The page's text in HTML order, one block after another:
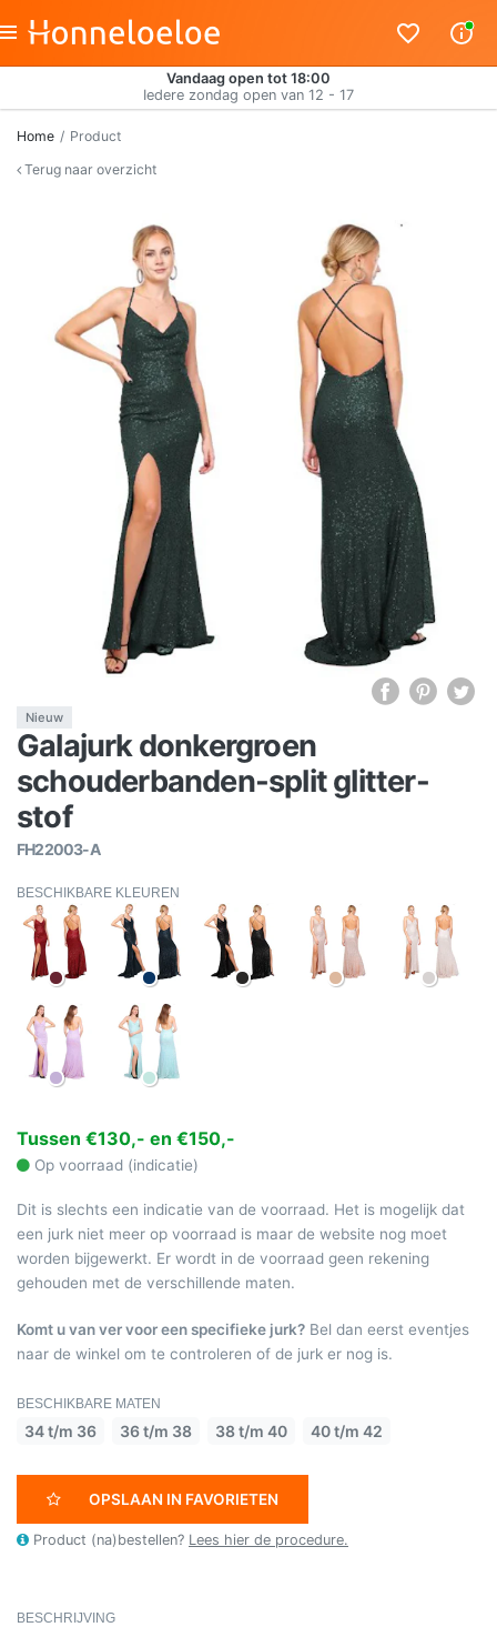
Vandaag open tot 18:00
Iedere zondag open van 12 - 17
Home
Product
Terug naar overzicht
Nieuw
Galajurk donkergroen
schouderbanden-split glitter-
stof
FH22003-A
BESCHIKBARE KLEUREN
Tussen €130,- en €150,-
Op voorraad (indicatie)
Dit is slechts een indicatie van de voorraad. Het is mogelijk dat
een jurk niet meer op voorraad is maar de website nog moet
worden bijgewerkt. Er wordt in de voorraad geen rekening
gehouden met de verschillende maten.
Komt u van ver voor een specifieke jurk? Bel dan eerst eventjes
naar de winkel om te controleren of de jurk er nog is.
BESCHIKBARE MATEN
34 t/m 36 36 t/m 38 38 t/m 40 40 t/m 42
OPSLAAN IN FAVORIETEN
Product (na)bestellen? Lees hier de procedure.
BESCHRIJVING